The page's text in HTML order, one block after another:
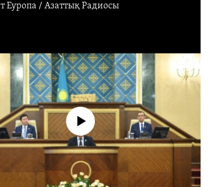
Еуропа / Азаттық Радиосы
No media source currently available